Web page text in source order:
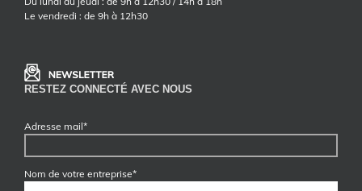
Le vendredi : de 9h à 12h30
RESTEZ CONNECTÉ AVEC NOUS
Adresse mail*
Nom de votre entreprise*